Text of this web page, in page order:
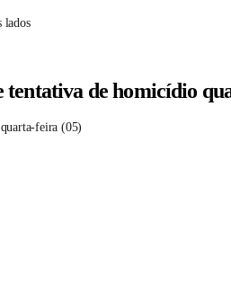
lados
tentativa de homicídio
feira (05)